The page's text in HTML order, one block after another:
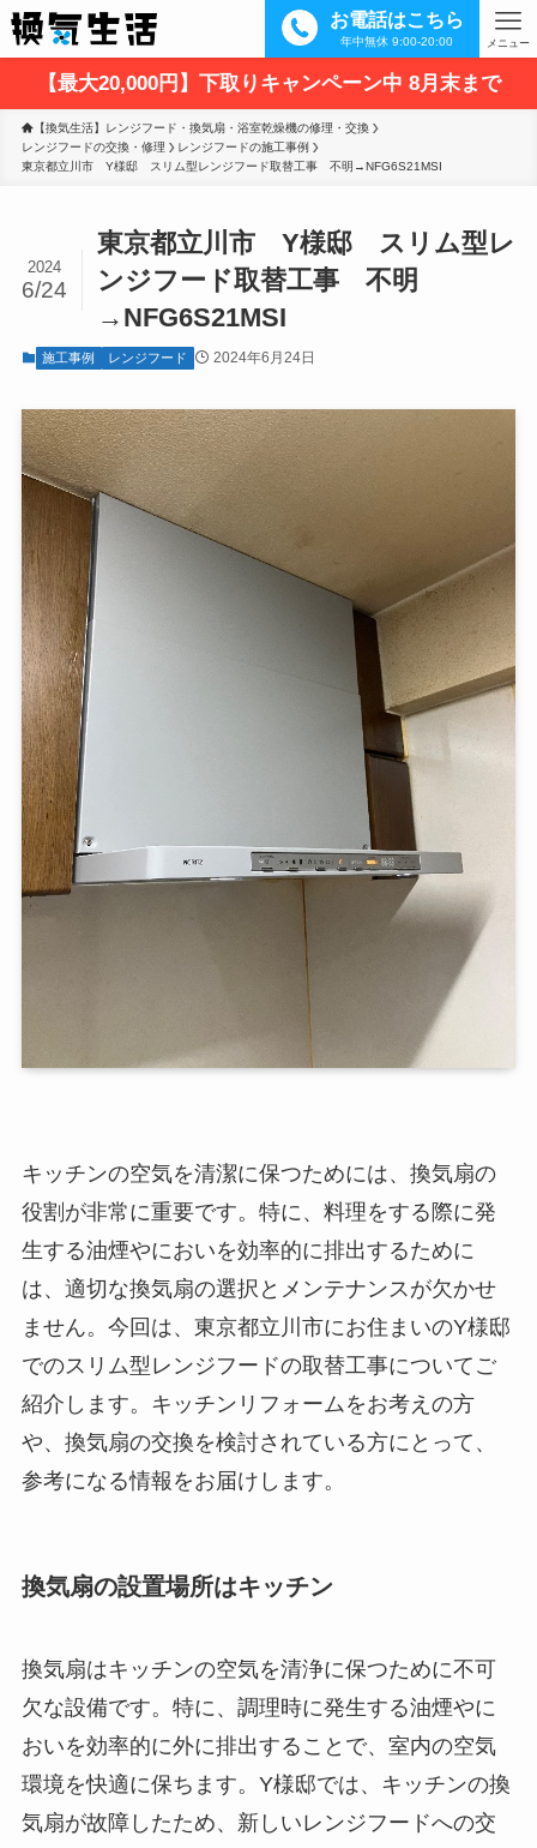
お電話はこちら
年中無休 9:00-20:00 メニュー
【最大20,000円】下取りキャンペーン中 8月末まで
【換気生活】レンジフード・換気扇・浴室乾燥機の修理・交換
レンジフードの交換・修理
レンジフードの施工事例
東京都立川市　Y様邸　スリム型レンジフード取替工事　不明→NFG6S21MSI
東京都立川市 Y様邸 スリム型レ
ンジフード取替工事 不明
→NFG6S21MSI
2024
6/24
施工事例 レンジフード 2024年6月24日
キッチンの空気を清潔に保つためには、換気扇の
役割が非常に重要です。特に、料理をする際に発
生する油煙やにおいを効率的に排出するために
は、適切な換気扇の選択とメンテナンスが欠かせ
ません。今回は、東京都立川市にお住まいのY様邸
でのスリム型レンジフードの取替工事についてご
紹介します。キッチンリフォームをお考えの方
や、換気扇の交換を検討されている方にとって、
参考になる情報をお届けします。
換気扇の設置場所はキッチン
換気扇はキッチンの空気を清浄に保つために不可
欠な設備です。特に、調理時に発生する油煙やに
おいを効率的に外に排出することで、室内の空気
環境を快適に保ちます。Y様邸では、キッチンの換
気扇が故障したため、新しいレンジフードへの交